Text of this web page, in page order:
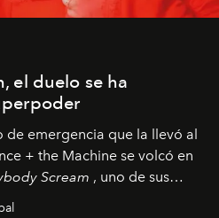
el duelo se ha
emergencia que la llevó al
+ the Machine se volcó en
Scream , uno de sus
la fecha.